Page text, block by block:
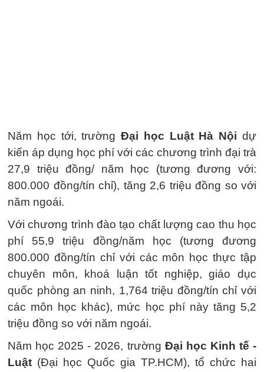
Năm học tới, trườngĐại học Luật Hà Nội dự
kiến áp dụng học phí với các chương trình đại trà
27,9 triệu đồng/ năm học (tương đương với:
800.000 đồng/tín chỉ), tăng 2,6 triệu đồng so với
năm ngoái.
Với chương trình đào tạo chất lượng cao thu học
phí 55,9 triệu đồng/năm học (tương đương
800.000 đồng/tín chỉ với các môn học thực tập
chuyên môn, khoá luận tốt nghiệp, giáo dục
quốc phòng an ninh, 1,764 triệu đồng/tín chỉ với
các môn học khác), mức học phí này tăng 5,2
triệu đồng so với năm ngoái.
Năm học 2025 - 2026, trường Đại học Kinh tế -
Luật (Đại học Quốc gia TP.HCM), tổ chức hai